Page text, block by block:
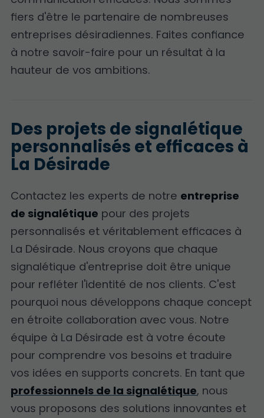
fiers d'être le partenaire de nombreuses
entreprises désiradiennes. Faites confiance
à notre savoir-faire pour un résultat à la
hauteur de vos ambitions.
Des projets de signalétique
personnalisés et efficaces à
La Désirade
Contactez les experts de notre entreprise
de signalétique pour des projets
personnalisés et véritablement efficaces à
La Désirade. Nous croyons que chaque
signalétique d'entreprise doit être unique
pour refléter l'identité de nos clients. C'est
pourquoi nous développons chaque concept
en étroite collaboration avec vous. Notre
équipe à La Désirade est à votre écoute
pour comprendre vos besoins et traduire
vos idées en supports concrets. En tant que
professionnels de la signalétique, nous
vous proposons des solutions innovantes et